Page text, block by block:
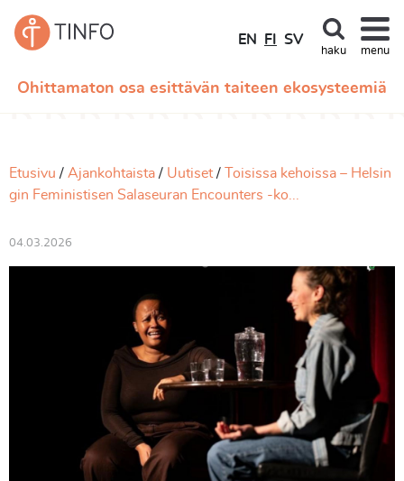
Ohittamaton osa esittävän taiteen ekosysteemiä
EN FI SV
haku menu
Etusivu Ajankohtaista Uutiset
Toisissa kehoissa – Helsin
gin Feministisen Salaseuran Encounters -ko...
04.03.2026